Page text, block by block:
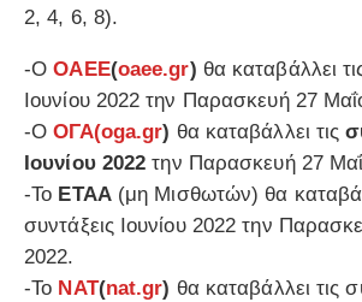
2, 4, 6, 8).
-ΟΟΑΕΕ(oaee.gr) θα καταβάλλει
Ιουνίου 2022 την Παρασκευή 27
-ΟΟΓΑ(oga.gr) θα καταβάλλει τις
Ιουνίου 2022 την Παρασκευή 27
-Το ΕΤΑΑ(μη Μισθωτών) θα
συντάξεις Ιουνίου 2022 την
2022.
-Το ΝΑΤ(nat.gr) θα καταβάλλει τις